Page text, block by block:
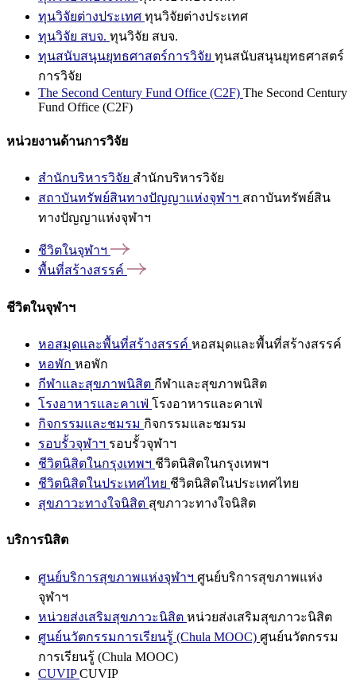
ทุนวิจัยต่างประเทศ ทุนวิจัยต่างประเทศ
ทุนวิจัย สบจ. ทุนวิจัย สบจ.
ทุนสนับสนุนยุทธศาสตร์การวิจัย ทุนสนับสนุนยุทธศาสตร์
การวิจัย
The Second Century Fund Office (C2F) The Second Century
Fund Office (C2F)
หน่วยงานด้านการวิจัย
สำนักบริหารวิจัย สำนักบริหารวิจัย
สถาบันทรัพย์สินทางปัญญาแห่งจุฬาฯ สถาบันทรัพย์สิน
ทางปัญญาแห่งจุฬาฯ
ชีวิตในจุฬาฯ
พื้นที่สร้างสรรค์
ชีวิตในจุฬาฯ
หอสมุดและพื้นที่สร้างสรรค์ หอสมุดและพื้นที่สร้างสรรค์
หอพัก หอพัก
กีฬาและสุขภาพนิสิต กีฬาและสุขภาพนิสิต
โรงอาหารและคาเฟ่ โรงอาหารและคาเฟ่
กิจกรรมและชมรม กิจกรรมและชมรม
รอบรั้วจุฬาฯ รอบรั้วจุฬาฯ
ชีวิตนิสิตในกรุงเทพฯ ชีวิตนิสิตในกรุงเทพฯ
ชีวิตนิสิตในประเทศไทย ชีวิตนิสิตในประเทศไทย
สุขภาวะทางใจนิสิต สุขภาวะทางใจนิสิต
บริการนิสิต
ศูนย์บริการสุขภาพแห่งจุฬาฯ ศูนย์บริการสุขภาพแห่ง
จุฬาฯ
หน่วยส่งเสริมสุขภาวะนิสิต หน่วยส่งเสริมสุขภาวะนิสิต
ศูนย์นวัตกรรมการเรียนรู้ (Chula MOOC) ศูนย์นวัตกรรม
การเรียนรู้ (Chula MOOC)
CUVIPCUVIP